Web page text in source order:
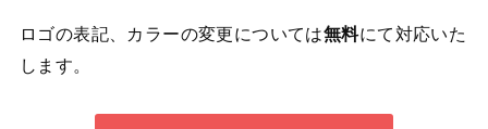
ロゴの表記、カラーの変更については無料にて対応いた
します。